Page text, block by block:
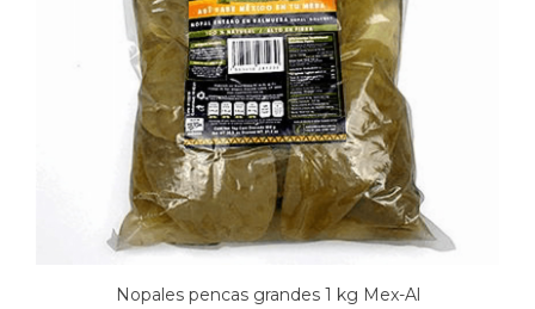
Nopales pencas grandes 1 kg Mex-Al